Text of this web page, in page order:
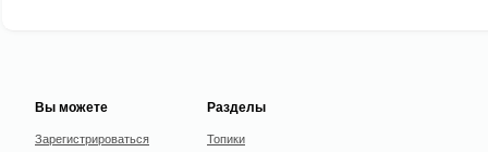
Вы можете
Зарегистрироваться
Разделы
Топики